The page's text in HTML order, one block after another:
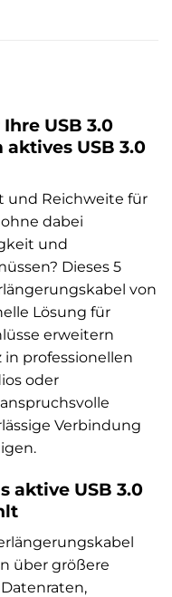
USB 3.0
aktives USB 3.0
und Reichweite für
dabei
und
Dieses 5
von
Lösung für
erweitern
professionellen
oder
Verbindung
aktive USB 3.0
über größere